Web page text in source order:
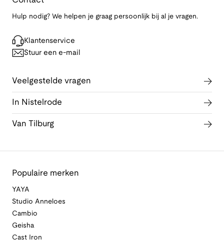
Hulp nodig? We helpen je graag persoonlijk bij al je vragen.
Klantenservice
Stuur een e-mail
Veelgestelde vragen
In Nistelrode
Van Tilburg
Populaire merken
YAYA
Studio Anneloes
Cambio
Geisha
Cast Iron